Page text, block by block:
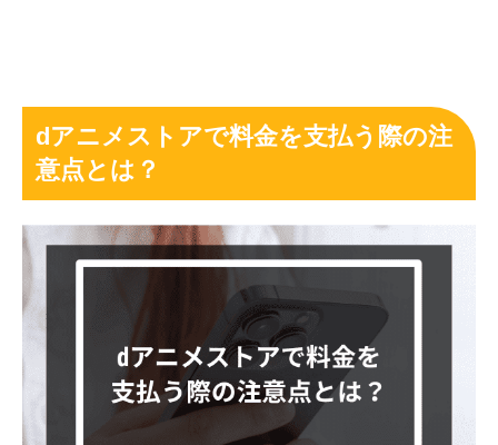
dアニメストアで料金を支払う際の注
意点とは？